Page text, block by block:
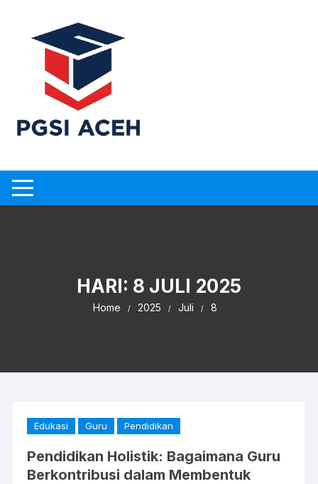
content
HARI: 8 JULI 2025
Home 2025 Juli 8
Edukasi Guru Pendidikan
Pendidikan Holistik: Bagaimana Guru
Berkontribusi dalam Membentuk